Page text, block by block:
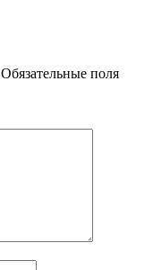
Обязательные поля